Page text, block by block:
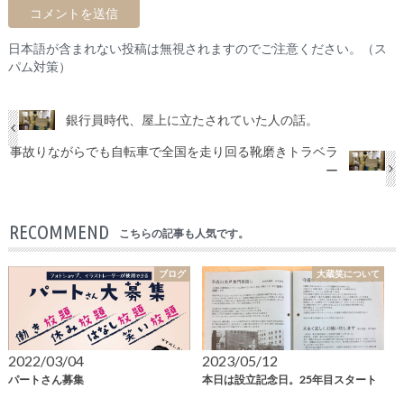
日本語が含まれない投稿は無視されますのでご注意ください。（ス
パム対策）
銀行員時代、屋上に立たされていた人の話。
事故りながらでも自転車で全国を走り回る靴磨きトラベラ
ー
RECOMMEND こちらの記事も人気です。
ブログ
2022/03/04
パートさん募集
大蔵笑について
2023/05/12
本日は設立記念日。25年目スタート